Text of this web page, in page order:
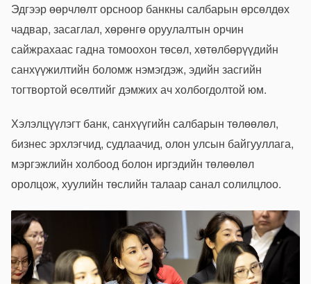
Эдгээр өөрчлөлт орсноор банкны салбарын өрсөлдөх
чадвар, засаглал, хөрөнгө оруулалтын орчин
сайжрахаас гадна томоохон төсөл, хөтөлбөрүүдийн
санхүүжилтийн боломж нэмэгдэж, эдийн засгийн
тогтвортой өсөлтийг дэмжих ач холбогдолтой юм.
Хэлэлцүүлэгт банк, санхүүгийн салбарын төлөөлөл,
бизнес эрхлэгчид, судлаачид, олон улсын байгууллага,
мэргэжлийн холбоод болон иргэдийн төлөөлөл
оролцож, хуулийн төслийн талаар санал солилцлоо.